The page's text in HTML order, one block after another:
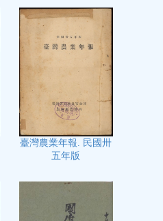
臺灣農業年報. 民國卅
五年版